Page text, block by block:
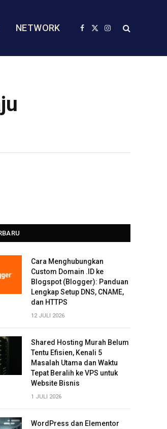
NETWORK Facebook
X
Instagram
Cara Menghubungkan
Custom Domain .ID ke
Blogspot (Blogger): Panduan
Lengkap Setup DNS, CNAME,
dan HTTPS
12 JULI 2026
Shared Hosting Murah Belum
Tentu Efisien, Kenali 5
Masalah Utama dan Waktu
Tepat Beralih ke VPS untuk
Website Bisnis
1 JULI 2026
WordPress dan Elementor